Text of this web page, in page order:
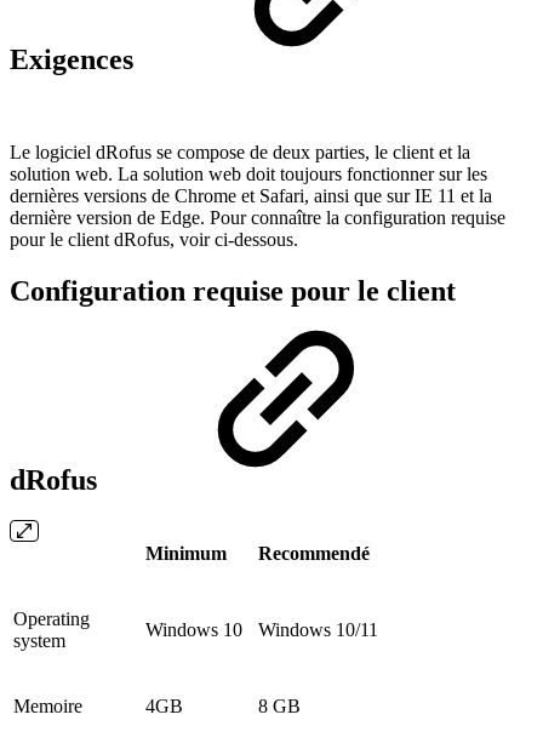
Exigences
Le logiciel dRofus se compose de deux parties, le client et la
solution web. La solution web doit toujours fonctionner sur les
dernières versions de Chrome et Safari, ainsi que sur IE 11 et la
dernière version de Edge. Pour connaître la configuration requise
pour le client dRofus, voir ci-dessous.
Configuration requise pour le client
dRofus
Minimum Recommendé
Operating
system
Windows 10 Windows 10/11
Memoire 4GB 8 GB